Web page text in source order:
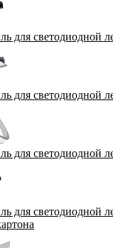
для светодиодной
для светодиодной
для светодиодной
для светодиодной